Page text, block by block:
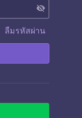
visibility_off
ลืมรหัสผ่าน